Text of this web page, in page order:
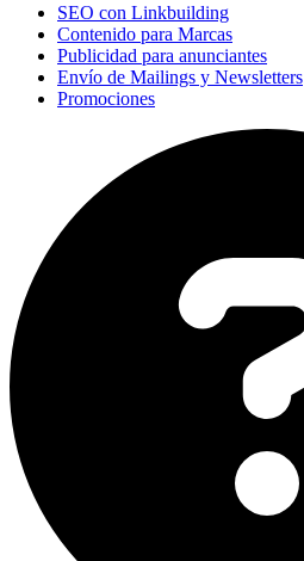
SEO con Linkbuilding
Contenido para Marcas
Publicidad para anunciantes
Envío de Mailings y Newsletters
Promociones